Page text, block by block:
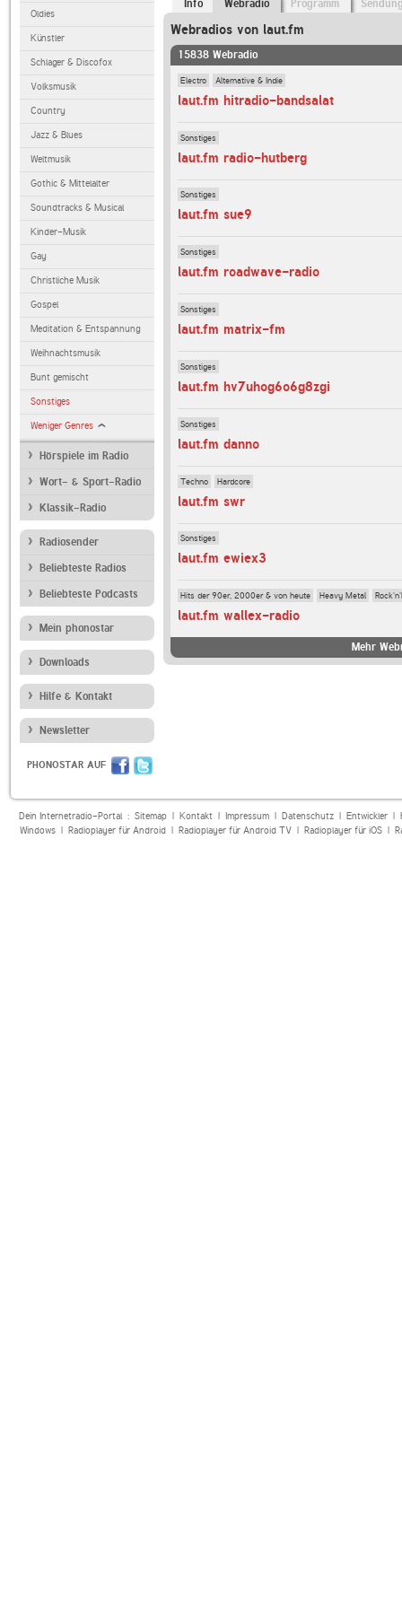
Oldies
Künstler
Schlager & Discofox
Volksmusik
Country
Jazz & Blues
Weltmusik
Gothic & Mittelalter
Soundtracks & Musical
Kinder-Musik
Gay
Christliche Musik
Gospel
Meditation & Entspannung
Weihnachtsmusik
Bunt gemischt
Sonstiges
Weniger Genres
Hörspiele im Radio
Wort- & Sport-Radio
Klassik-Radio
Radiosender
Beliebteste Radios
Beliebteste Podcasts
Mein phonostar
Downloads
Hilfe & Kontakt
Newsletter
PHONOSTAR AUF
Info Webradio Programm
Webradios von laut.fm
15838 Webradio
Electro Alternative & Indie
laut.fm hitradio-bandsalat
Sonstiges
laut.fm radio-hutberg
Sonstiges
laut.fm sue9
Sonstiges
laut.fm roadwave-radio
Sonstiges
laut.fm matrix-fm
Sonstiges
laut.fm hv7uhog6o6g8zgi
Sonstiges
laut.fm danno
Techno Hardcore
laut.fm swr
Sonstiges
laut.fm ewiex3
Hits der 90er, 2000er & von heute Heavy Metal
laut.fm wallex-radio
Mehr
Dein Internetradio-Portal : Sitemap| Kontakt| Impressum| Datenschutz| Entwickler|
Windows| Radioplayer für Android| Radioplayer für Android TV| Radioplayer für iOS|